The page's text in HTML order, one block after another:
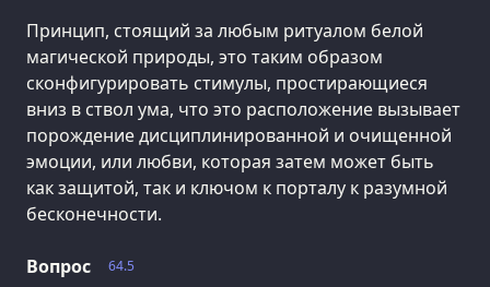
Принцип, стоящий за любым ритуалом белой
магической природы, это таким образом
сконфигурировать стимулы, простирающиеся
вниз в ствол ума, что это расположение вызывает
порождение дисциплинированной и очищенной
эмоции, или любви, которая затем может быть
как защитой, так и ключом к порталу к разумной
бесконечности.
64.5
Вопрос